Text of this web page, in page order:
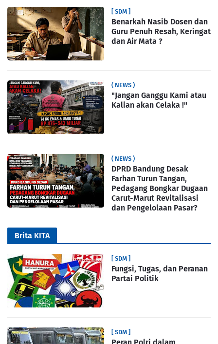
[ SDM ]
Benarkah Nasib Dosen dan
Guru Penuh Resah, Keringat
dan Air Mata ?
( NEWS )
"Jangan Ganggu Kami atau
Kalian akan Celaka !"
( NEWS )
DPRD Bandung Desak
Farhan Turun Tangan,
Pedagang Bongkar Dugaan
Carut-Marut Revitalisasi
dan Pengelolaan Pasar?
Brita KITA
[ SDM ]
Fungsi, Tugas, dan Peranan
Partai Politik
[ SDM ]